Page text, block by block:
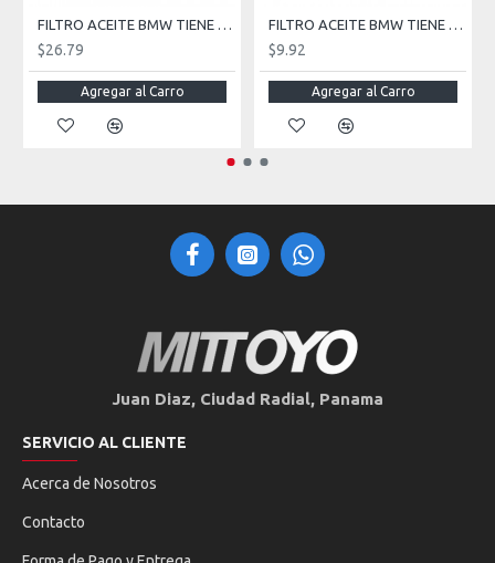
FILTRO ACEITE BMW TIENE QUE BUSCAR EN EL CATALOGO DE FRAM TIENES MUCHA APLICACIONES ELEMENTOS ID1.615 OD2.876 H3.113
$26.79
Agregar al Carro
FILTRO ACEITE BMW TIENE QUE BUSCAR EN EL CATALOGO DE FRAM TIENES MUCHA APLICACIONES IDB1.26 IDT0.36 OD2.87 H4.06
$9.92
Agregar al Carro
Juan Diaz, Ciudad Radial, Panama
SERVICIO AL CLIENTE
Acerca de Nosotros
Contacto